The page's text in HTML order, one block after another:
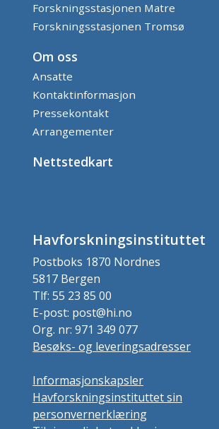
Forskningsstasjonen Matre
Forskningsstasjonen Tromsø
Om oss
Ansatte
Kontaktinformasjon
Pressekontakt
Arrangementer
Nettstedkart
Havforskningsinstituttet
Postboks 1870 Nordnes
5817 Bergen
Tlf: 55 23 85 00
E-post: post@hi.no
Org. nr: 971 349 077
Besøks- og leveringsadresser
Informasjonskapsler
Havforskningsinstituttet sin
personvernerklæring